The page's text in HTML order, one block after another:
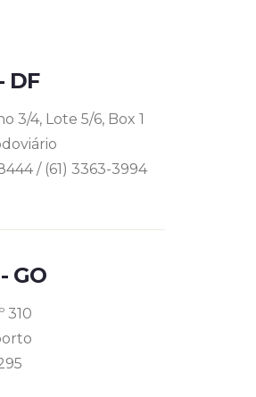
DF
3/4, Lote 5/6, Box 1
/ (61) 3363-3994
GO
310